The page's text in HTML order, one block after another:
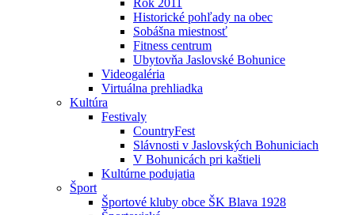
Rok 2011
Historické pohľady na obec
Sobášna miestnosť
Fitness centrum
Ubytovňa Jaslovské Bohunice
Videogaléria
Virtuálna prehliadka
Kultúra
Festivaly
CountryFest
Slávnosti v Jaslovských Bohuniciach
V Bohunicách pri kaštieli
Kultúrne podujatia
Šport
Športové kluby obce ŠK Blava 1928